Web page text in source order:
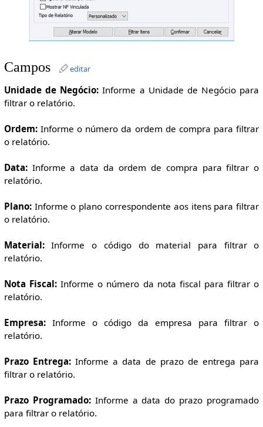
Campos editar
Unidade de Negócio: Informe a Unidade de Negócio para
filtrar o relatório.
Ordem:Informe o número da ordem de compra para filtrar
o relatório.
Data:Informe a data da ordem de compra para filtrar o
relatório.
Plano:Informe o plano correspondente aos itens para filtrar
o relatório.
Material:Informe o código do material para filtrar o
relatório.
Nota Fiscal:Informe o número da nota fiscal para filtrar o
relatório.
Empresa:Informe o código da empresa para filtrar o
relatório.
Prazo Entrega:Informe a data de prazo de entrega para
filtrar o relatório.
Prazo Programado:Informe a data do prazo programado
para filtrar o relatório.